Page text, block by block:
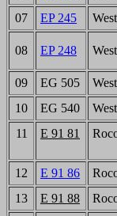
07
EP 245
08 EP 248
09
EG 505
10
EG 540
11
E 91 81
12
E 91 86
13
E 91 88